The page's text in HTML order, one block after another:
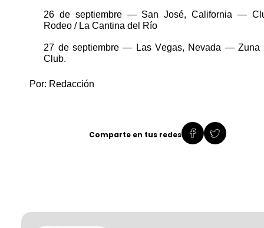
26 de septiembre — San José, California —
Rodeo / La Cantina del Río
27 de septiembre — Las Vegas, Nevada — Zuna
Club.
Por: Redacción
Comparte en tus redes